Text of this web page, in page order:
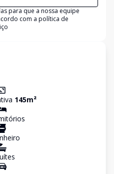
para que a nossa equipe
com a política de
145m²
s
s